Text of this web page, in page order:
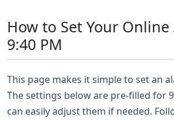
How to Set Your
9:40 PM
This page makes it simple to set an
The settings below are pre-filled for
can easily adjust them if needed.